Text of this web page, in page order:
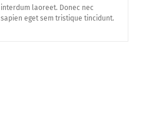
interdum laoreet. Donec nec
sapien eget sem tristique tincidunt.